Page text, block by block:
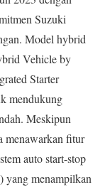
Suzuki
Model hybrid
Vehicle by
Starter
mendukung
Meskipun
menawarkan fitur
auto start-stop
yang menampilkan